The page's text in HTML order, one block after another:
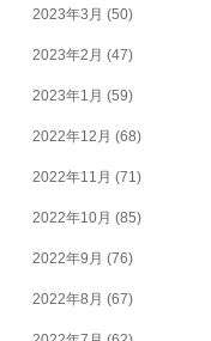
2023年3月 (50)
2023年2月 (47)
2023年1月 (59)
2022年12月 (68)
2022年11月 (71)
2022年10月 (85)
2022年9月 (76)
2022年8月 (67)